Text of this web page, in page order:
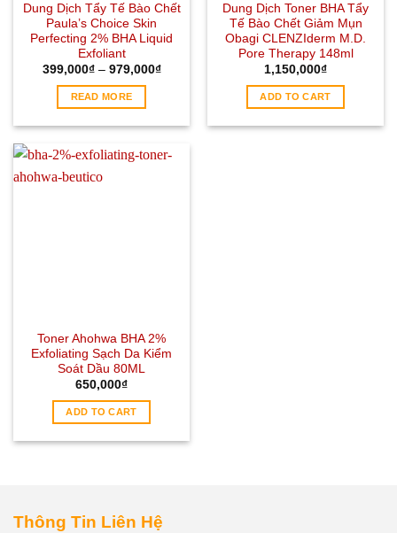
Dung Dịch Tẩy Tế Bào Chết
Paula’s Choice Skin
Perfecting 2% BHA Liquid
Exfoliant
399,000₫– 979,000₫
READ MORE
Dung Dịch Toner BHA Tẩy
Tế Bào Chết Giảm Mụn
Obagi CLENZIderm M.D.
Pore Therapy 148ml
1,150,000₫
ADD TO CART
Toner Ahohwa BHA 2%
Exfoliating Sạch Da Kiểm
Soát Dầu 80ML
650,000₫
ADD TO CART
Thông Tin Liên Hệ